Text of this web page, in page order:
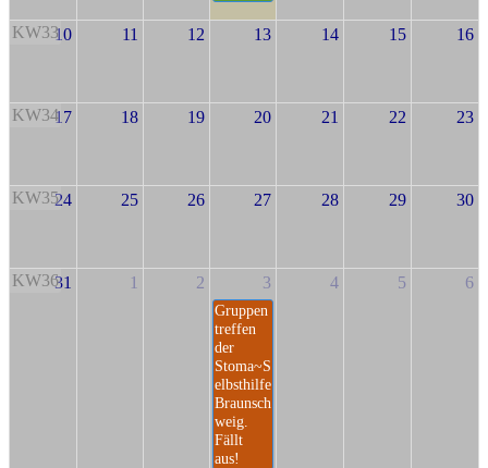
KW3310 11 12 13 14 15 16
KW3417 18 19 20 21 22 23
KW3524 25 26 27 28 29 30
KW3631 1 2 3
Gruppen
treffen
der
Stoma~S
elbsthilfe
Braunsch
weig.
Fällt
aus!
4 5 6